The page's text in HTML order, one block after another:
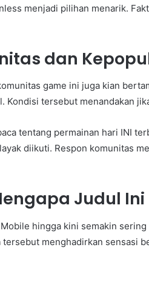
menjadi pilihan menarik.
dan
game ini juga kian
Kondisi tersebut menandakan
tentang permainan hari INI
diikuti. Respon komunitas
Judul Ini
hingga kini semakin
tersebut menghadirkan sensasi